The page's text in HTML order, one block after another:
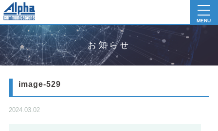
MENU
お知らせ
image-529
2024.03.02